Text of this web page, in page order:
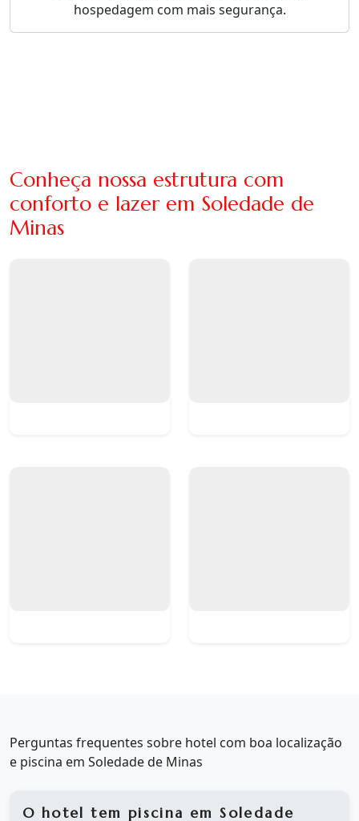
hospedagem com mais segurança.
Conheça nossa estrutura com
conforto e lazer em Soledade de
Minas
Perguntas frequentes sobre hotel com boa localização
e piscina em Soledade de Minas
O hotel tem piscina em Soledade